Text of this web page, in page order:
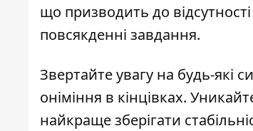
що призводить до
повсякденні завдання.
Звертайте увагу на будь-які
оніміння в кінцівках.
найкраще зберігати